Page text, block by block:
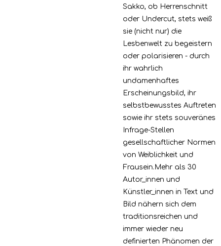
Sakko, ob Herrenschnitt
oder Undercut, stets weiß
sie (nicht nur) die
Lesbenwelt zu begeistern
oder polarisieren - durch
ihr wahrlich
undamenhaftes
Erscheinungsbild, ihr
selbstbewusstes Auftreten
sowie ihr stets souveränes
Infrage-Stellen
gesellschaftlicher Normen
von Weiblichkeit und
Frausein.Mehr als 30
Autor_innen und
Künstler_innen in Text und
Bild nähern sich dem
traditionsreichen und
immer wieder neu
definierten Phänomen der